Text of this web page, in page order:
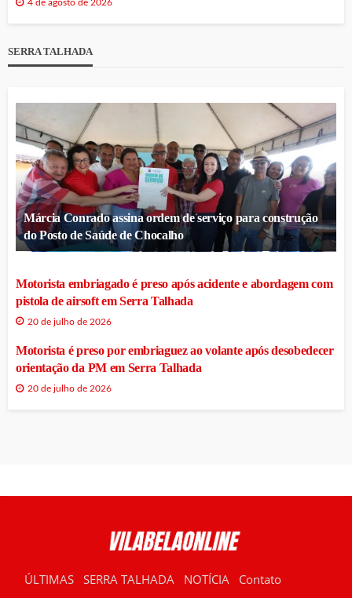
4 de agosto de 2026
SERRA TALHADA
Márcia Conrado assina ordem de serviço para construção
do Posto de Saúde de Chocalho
Motorista embriagado é preso após acidente e abordagem com
pistola de airsoft em Serra Talhada
20 de julho de 2026
Motorista é preso por embriaguez ao volante após desobedecer
orientação da PM em Serra Talhada
20 de julho de 2026
ÚLTIMAS SERRA TALHADA NOTÍCIA Contato